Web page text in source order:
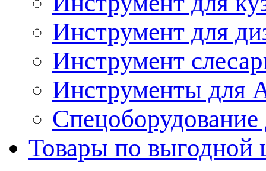
Инструмент для
Инструмент
Инструменты
Спецоборудование
Товары по выгодной